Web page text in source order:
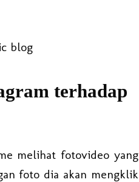
blog
terhadap
melihat fotovideo yang
foto dia akan mengklik